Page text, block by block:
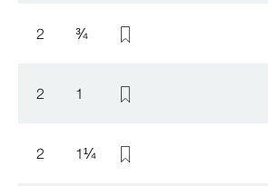
2 ¾
2 1
2 1¼